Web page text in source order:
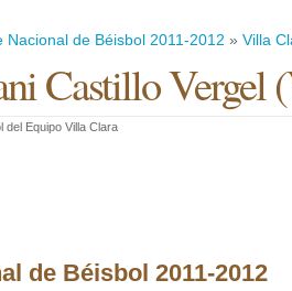
Nacional de Béisbol 2011-2012 » Villa
Castillo Vergel(
del Equipo Villa Clara
de Béisbol 2011-2012